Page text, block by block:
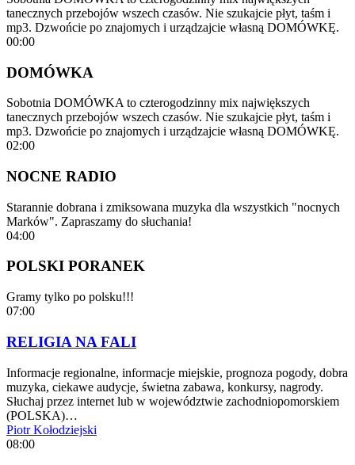
tanecznych przebojów wszech czasów. Nie szukajcie płyt, taśm i
mp3. Dzwońcie po znajomych i urządzajcie własną DOMÓWKĘ.
00:00
DOMÓWKA
Sobotnia DOMÓWKA to czterogodzinny mix największych
tanecznych przebojów wszech czasów. Nie szukajcie płyt, taśm i
mp3. Dzwońcie po znajomych i urządzajcie własną DOMÓWKĘ.
02:00
NOCNE RADIO
Starannie dobrana i zmiksowana muzyka dla wszystkich "nocnych
Marków". Zapraszamy do słuchania!
04:00
POLSKI PORANEK
Gramy tylko po polsku!!!
07:00
RELIGIA NA FALI
Informacje regionalne, informacje miejskie, prognoza pogody, dobra
muzyka, ciekawe audycje, świetna zabawa, konkursy, nagrody.
Słuchaj przez internet lub w województwie zachodniopomorskiem
(POLSKA)…
Piotr Kołodziejski
08:00